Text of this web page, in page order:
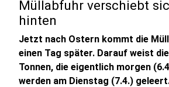
Müllabfuhr verschiebt
hinten
Jetzt nach Ostern kommt die
einen Tag später. Darauf weist
Tonnen, die eigentlich morgen
werden am Dienstag (7.4.)